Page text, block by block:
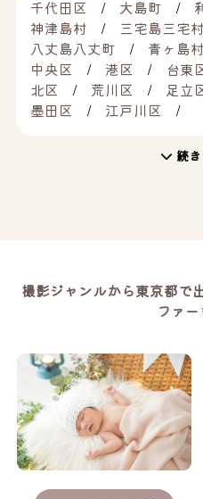
千代田区 大島町
神津島村
三宅島三宅村
八丈島八丈町
青ヶ島村
中央区
港区 台東
北区
荒川区 足立
墨田区
江戸川区
続
撮影ジャンルから東京都で
ファ